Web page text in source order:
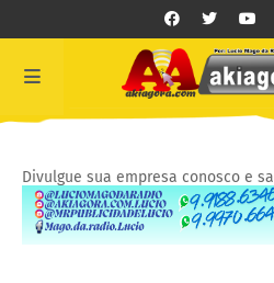
Divulgue sua empresa conosco e